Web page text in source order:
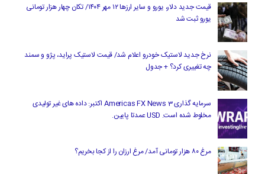
قیمت جدید دلار، یورو و سایر ارزها ۱۲ مهر ۱۴۰۴/ تکان چهار هزار تومانی
یورو ثبت شد
نرخ جدید لاستیک خودرو اعلام شد/ قیمت لاستیک پراید، پژو و سمند
چه تغییری کرد؟ + جدول
سرمایه گذاری Americas FX News 3 اکتبر: داده های غیر تولیدی
مخلوط شده است. USD عمدتا پایین.
مرغ ۸۰ هزار تومانی آمد/ مرغ ارزان را از کجا بخریم؟